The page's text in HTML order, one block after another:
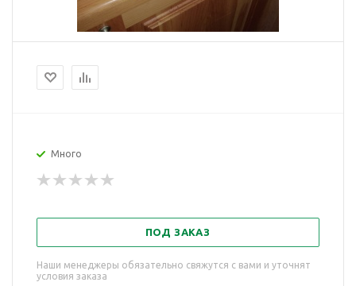
Много
ПОД ЗАКАЗ
Наши менеджеры обязательно свяжутся с вами и уточнят
условия заказа